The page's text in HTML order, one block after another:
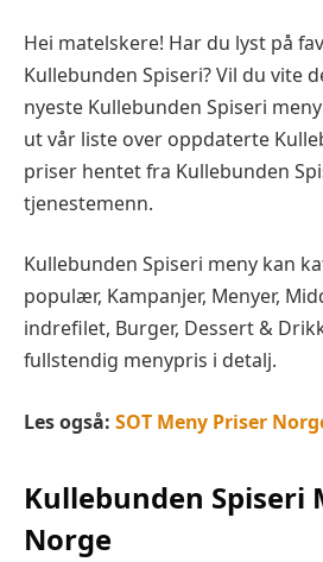
Hei matelskere! Har du lyst på
Kullebunden Spiseri? Vil du vite
nyeste Kullebunden Spiseri
ut vår liste over oppdaterte
priser hentet fra Kullebunden
tjenestemenn.
Kullebunden Spiseri meny kan
populær, Kampanjer, Menyer,
indrefilet, Burger, Dessert &
fullstendig menypris i detalj.
Les også: SOT Meny Priser
Kullebunden Spiseri
Norge